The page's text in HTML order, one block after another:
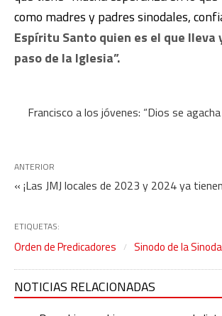
como madres y padres sinodales,
Espíritu Santo quien es el que lleva
paso de la Iglesia”.
Francisco a los jóvenes: “Dios se
ANTERIOR
« ¡Las JMJ locales de 2023 y 2024 ya
ETIQUETAS:
Orden de Predicadores Sinodo de la
NOTICIAS RELACIONADAS